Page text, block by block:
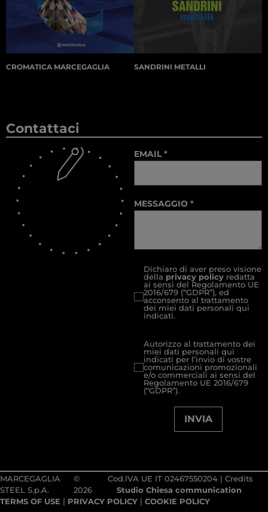
CROMATICA MARCEGAGLIA SANDRINI METALLI
Contattaci
EMAIL*
MESSAGGIO *
Dichiaro di aver preso visione
della privacy policyredatta
ai sensi del Regolamento UE
2016/679 (“GDPR”), ed
acconsento al trattamento
dei miei dati personali qui
indicati.
Autorizzo al trattamento dei
miei dati personali qui
indicati per l’invio di vostre
comunicazioni promozionali
e/o commerciali ai sensi del
Regolamento UE 2016/679
(“GDPR”).
INVIA
TERMS OF USE | PRIVACY POLICY | COOKIE POLICY
MARCEGAGLIA
STEEL S.p.A.
©
2026
Cod.IVA UE IT 02467550204 |Credits
Studio Chiesa communication